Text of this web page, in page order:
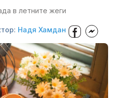
в летните жеги
Надя Хамдан